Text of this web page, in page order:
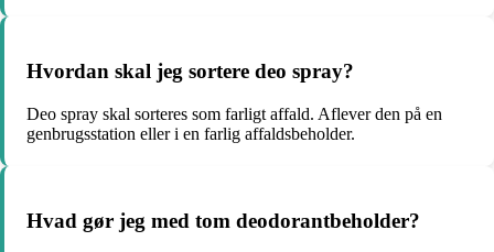
Hvordan skal jeg sortere deo spray?
Deo spray skal sorteres som farligt affald. Aflever den på en
genbrugsstation eller i en farlig affaldsbeholder.
Hvad gør jeg med tom deodorantbeholder?